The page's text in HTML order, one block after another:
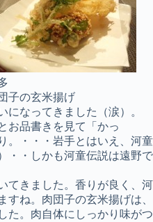
子の玄米揚げ
になってきました（涙）。
お品書きを見て「かっ
。・・・岩手とはいえ、河童
・・しかも河童伝説は遠野で
てきました。香りが良く、河
すね。肉団子の玄米揚げは、
た。肉自体にしっかり味がつ